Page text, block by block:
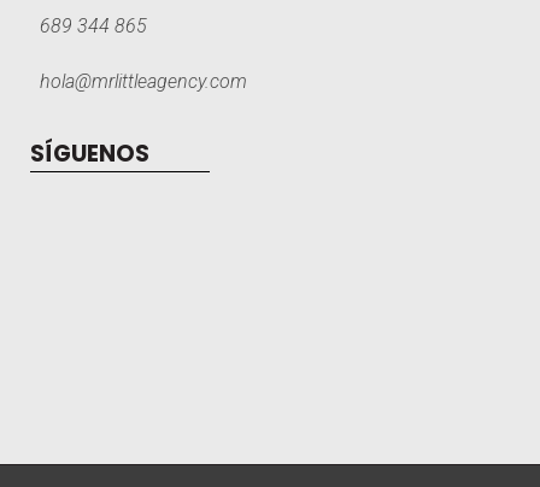
689 344 865
hola@mrlittleagency.com
SÍGUENOS